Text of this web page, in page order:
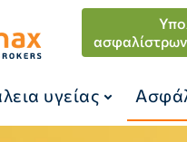
υγείας